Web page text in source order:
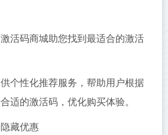
活码商城助您找到最适合的激活
个性化推荐服务，帮助用户根据
适的激活码，优化购买体验。
藏优惠